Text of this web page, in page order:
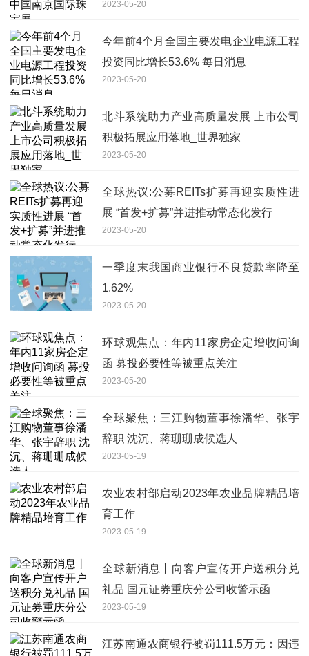
2023-05-20
今年前4个月全国主要发电企业电源工程
投资同比增长53.6% 每日消息
2023-05-20
北斗系统助力产业高质量发展 上市公司
积极拓展应用落地_世界独家
2023-05-20
全球热议:公募REITs扩募再迎实质性进
展 “首发+扩募”并进推动常态化发行
2023-05-20
一季度末我国商业银行不良贷款率降至
1.62%
2023-05-20
环球观焦点：年内11家房企定增收问询
函 募投必要性等被重点关注
2023-05-20
全球聚焦：三江购物董事徐潘华、张宇
辞职 沈沉、蒋珊珊成候选人
2023-05-19
农业农村部启动2023年农业品牌精品培
育工作
2023-05-19
全球新消息丨向客户宣传开户送积分兑
礼品 国元证券重庆分公司收警示函
2023-05-19
江苏南通农商银行被罚111.5万元：因违